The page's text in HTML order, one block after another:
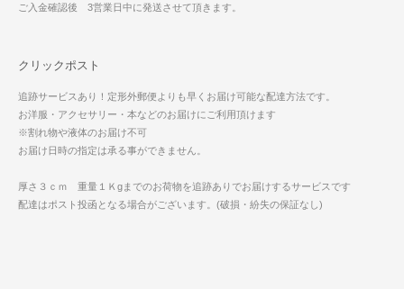
ご入金確認後 3営業日中に発送させて頂きます。
クリックポスト
追跡サービスあり！定形外郵便よりも早くお届け可能な配達方法です。
お洋服・アクセサリー・本などのお届けにご利用頂けます
※割れ物や液体のお届け不可
お届け日時の指定は承る事ができません。
厚さ３ｃｍ 重量１Ｋgまでのお荷物を追跡ありでお届けするサービスです
配達はポスト投函となる場合がございます。(破損・紛失の保証なし)